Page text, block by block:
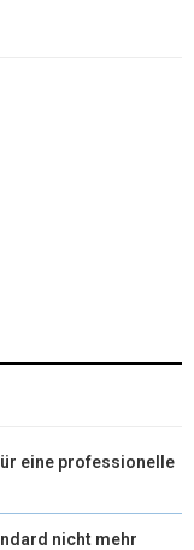
eine professionelle
nicht mehr